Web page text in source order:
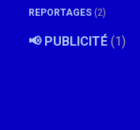
REPORTAGES (2)
📢 PUBLICITÉ (1)